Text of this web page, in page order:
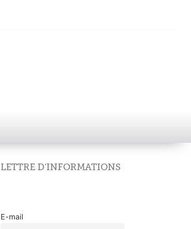
LETTRE D'INFORMATIONS
E-mail